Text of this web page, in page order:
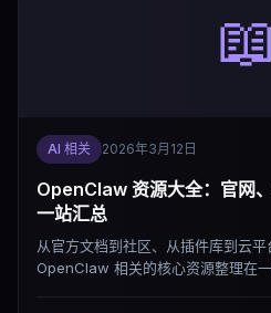
📖
AI 相关 2026年3月12日
OpenClaw 资源大全：官网
一站汇总
从官方文档到社区、从插件库到云
OpenClaw 相关的核心资源整理在